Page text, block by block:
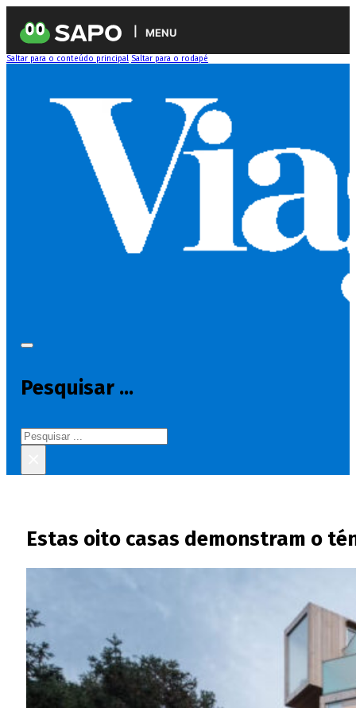
MENU
Saltar para o conteúdo principal Saltar para o rodapé
Pesquisar ...
Pesquisar
Estas oito casas demonstram o